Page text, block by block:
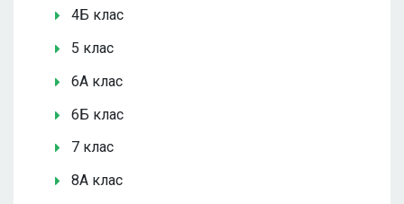
4Б клас
5 клас
6А клас
6Б клас
7 клас
8А клас